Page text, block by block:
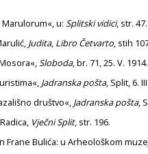
u: Splitski vidici, str. 47.
Judita, Libro Četvarto , stih
Sloboda, br. 71, 25. V. 1914.
Jadranska pošta, Split, 6.
društvo«, Jadranska pošta,
Vječni Split, str. 196.
Frane Bulića: u Arheološkom